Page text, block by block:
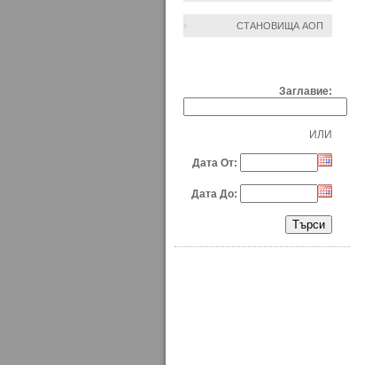
СТАНОВИЩА АОП
Заглавие:
ИЛИ
Дата От:
Дата До: